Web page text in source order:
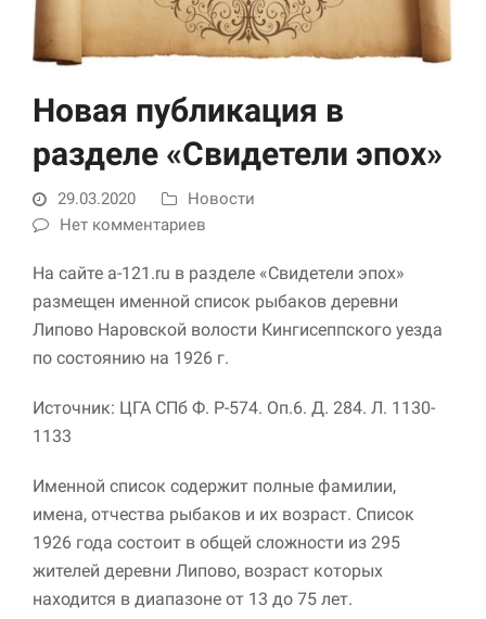
Новая публикация в
разделе «Свидетели эпох»
29.03.2020
Новости
Нет комментариев
На сайте a-121.ru в разделе «Свидетели эпох»
размещен именной список рыбаков деревни
Липово Наровской волости Кингисеппского уезда
по состоянию на 1926 г.
Источник: ЦГА СПб Ф. Р-574. Оп.6. Д. 284. Л. 1130-
1133
Именной список содержит полные фамилии,
имена, отчества рыбаков и их возраст. Список
1926 года состоит в общей сложности из 295
жителей деревни Липово, возраст которых
находится в диапазоне от 13 до 75 лет.
этих файлов cookie
обязательно. Они
необходимы для
функционирования
Статистика и
улучшить
функциональность
и структуру веб-
сайта, исходя из
того, как он
используется.